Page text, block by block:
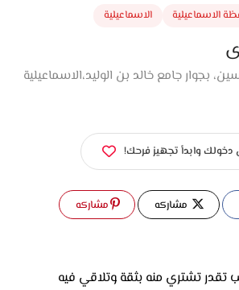
وابدأ تجهيز فرحك!
مشاركه مشاركه
تقدر تشتري منه بثقة وتلاقي فيه